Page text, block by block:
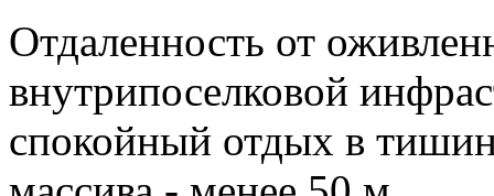
Отдаленность от
внутрипоселковой
спокойный отдых в